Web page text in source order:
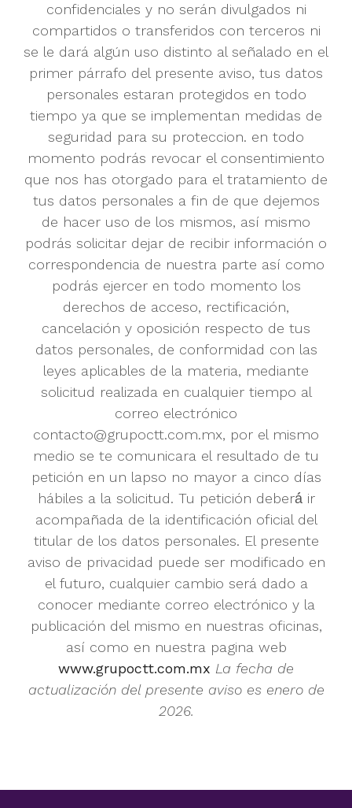
confidenciales y no serán divulgados ni
compartidos o transferidos con terceros ni
se le dará algún uso distinto al señalado en el
primer párrafo del presente aviso, tus datos
personales estaran protegidos en todo
tiempo ya que se implementan medidas de
seguridad para su proteccion. en todo
momento podrás revocar el consentimiento
que nos has otorgado para el tratamiento de
tus datos personales a fin de que dejemos
de hacer uso de los mismos, así mismo
podrás solicitar dejar de recibir información o
correspondencia de nuestra parte así como
podrás ejercer en todo momento los
derechos de acceso, rectificación,
cancelación y oposición respecto de tus
datos personales, de conformidad con las
leyes aplicables de la materia, mediante
solicitud realizada en cualquier tiempo al
correo electrónico
contacto@grupoctt.com.mx, por el mismo
medio se te comunicara el resultado de tu
petición en un lapso no mayor a cinco días
hábiles a la solicitud. Tu petición deberá́ ir
acompañada de la identificación oficial del
titular de los datos personales. El presente
aviso de privacidad puede ser modificado en
el futuro, cualquier cambio será dado a
conocer mediante correo electrónico y la
publicación del mismo en nuestras oficinas,
así como en nuestra pagina web
www.grupoctt.com.mx La fecha de
actualización del presente aviso es enero de
2026.